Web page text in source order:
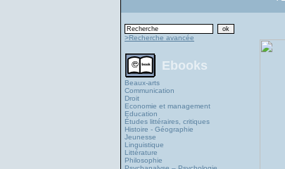
>Recherche avancée
Ebooks
Beaux-arts
Communication
Droit
Economie et management
Education
Études littéraires, critiques
Histoire - Géographie
Jeunesse
Linguistique
Littérature
Philosophie